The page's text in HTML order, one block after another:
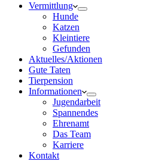
Vermittlung
Hunde
Katzen
Kleintiere
Gefunden
Aktuelles/Aktionen
Gute Taten
Tierpension
Informationen
Jugendarbeit
Spannendes
Ehrenamt
Das Team
Karriere
Kontakt